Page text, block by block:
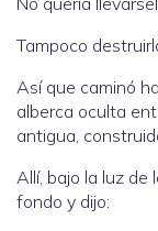
Tampoco
Así que caminó
alberca oculta
antigua,
Allí, bajo la luz de
fondo y dijo: